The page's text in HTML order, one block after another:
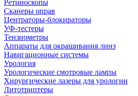
Ретиноскопы
Сканеры оправ
Центраторы-блокираторы
УФ-тестеры
Тензиометры
Аппараты для окрашивания линз
Навигационные системы
Урология
Урологические смотровые лампы
Хирургические лазеры для урологии
Литотриптеры